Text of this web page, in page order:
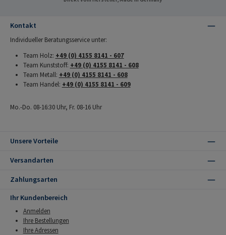
Kontakt
Individueller Beratungsservice unter:
Team Holz: +49 (0) 4155 8141 - 607
Team Kunststoff: +49 (0) 4155 8141 - 608
Team Metall: +49 (0) 4155 8141 - 608
Team Handel: +49 (0) 4155 8141 - 609
Mo.-Do. 08-16:30 Uhr, Fr. 08-16 Uhr
Unsere Vorteile
Versandarten
Zahlungsarten
Ihr Kundenbereich
Anmelden
Ihre Bestellungen
Ihre Adressen